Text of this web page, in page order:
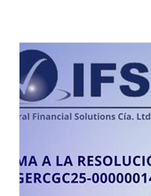
Laboral - S. Social